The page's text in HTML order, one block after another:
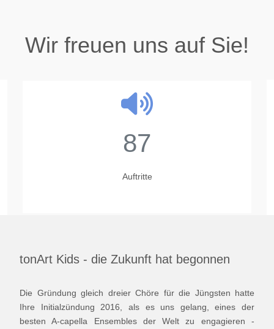
Wir freuen uns auf Sie!
23
Jahre
tonArt Kids - die Zukunft hat begonnen
Die Gründung gleich dreier Chöre für die Jüngsten hatte
Ihre Initialzündung 2016, als es uns gelang, eines der
besten A-capella Ensembles der Welt zu engagieren -